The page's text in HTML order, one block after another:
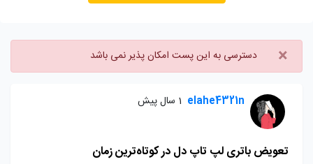
× دسترسی به این پست امکان پذیر نمی باشد
elahe4321n 1 سال پیش
تعویض باتری لپ تاپ دل در کوتاه‌ترین زمان